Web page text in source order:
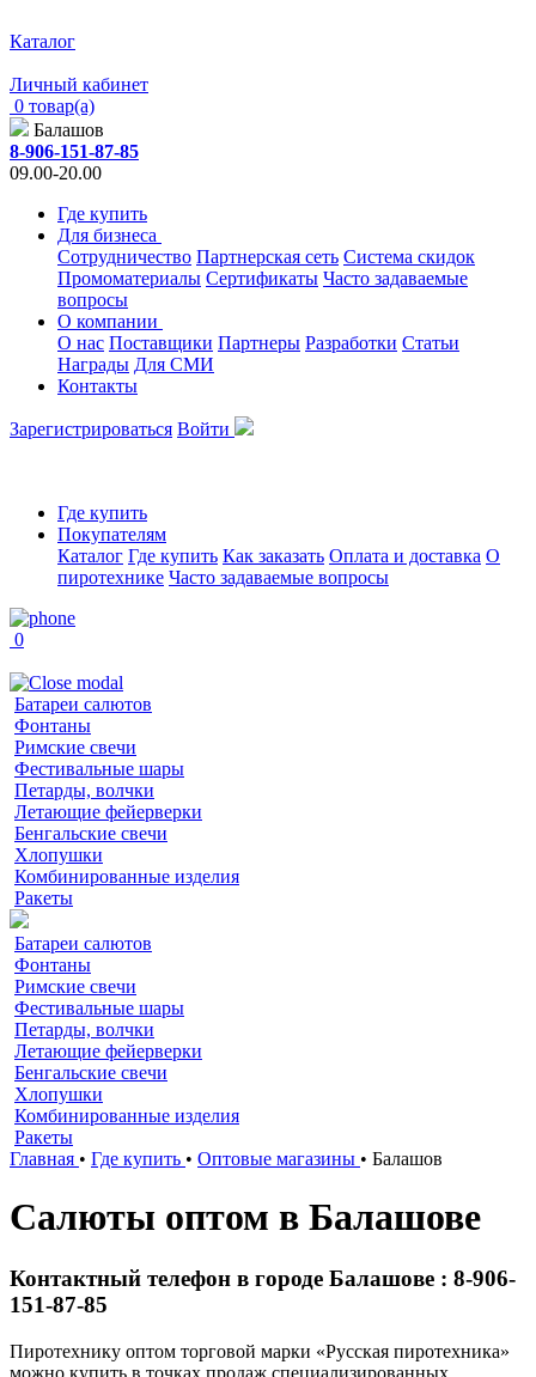
Каталог
Личный кабинет
0 товар(а)
Балашов
8-906-151-87-85
09.00-20.00
Где купить
Для бизнеса
Сотрудничество Партнерская сеть Система скидок
Промоматериалы Сертификаты Часто задаваемые
вопросы
О компании
О нас Поставщики Партнеры Разработки Статьи
Награды Для СМИ
Контакты
Зарегистрироваться Войти
Где купить
Покупателям
Каталог Где купить Как заказать Оплата и доставка О
пиротехнике Часто задаваемые вопросы
0
Батареи салютов
Фонтаны
Римские свечи
Фестивальные шары
Петарды, волчки
Летающие фейерверки
Бенгальские свечи
Хлопушки
Комбинированные изделия
Ракеты
Батареи салютов
Фонтаны
Римские свечи
Фестивальные шары
Петарды, волчки
Летающие фейерверки
Бенгальские свечи
Хлопушки
Комбинированные изделия
Ракеты
Главная • Где купить • Оптовые магазины • Балашов
Салюты оптом в Балашове
Контактный телефон в городе Балашове : 8-906-
151-87-85
Пиротехнику оптом торговой марки «Русская пиротехника»
можно купить в точках продаж специализированных